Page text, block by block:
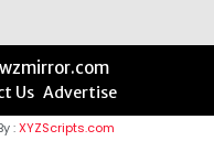
Us Advertise
:XYZScripts.com